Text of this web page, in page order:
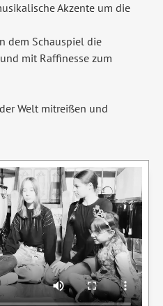
Akzente um die
dem Schauspiel die
mit Raffinesse zum
Welt mitreißen und